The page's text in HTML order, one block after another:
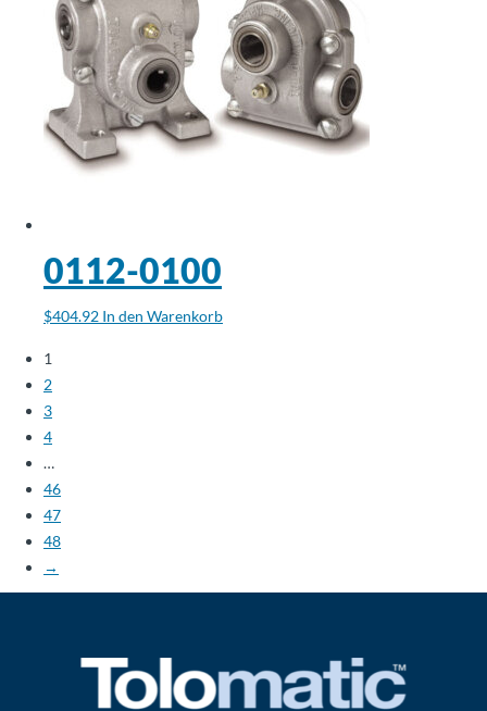
0112-0100
$404.92 In den Warenkorb
1
2
3
4
…
46
47
48
→